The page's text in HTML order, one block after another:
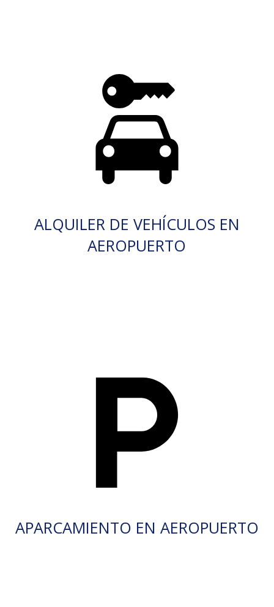
ALQUILER DE VEHÍCULOS EN
AEROPUERTO
APARCAMIENTO EN AEROPUERTO